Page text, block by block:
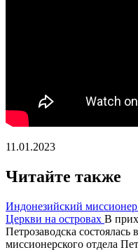
11.01.2023
Читайте также
Индонезийский
Церкви на островах В
Петрозаводска
миссионерского отдела